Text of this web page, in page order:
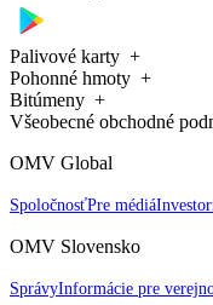
Palivové karty
Pohonné hmoty
Bitúmeny
Všeobecné obchodné
OMV Global
SpoločnosťPre médiá
OMV Slovensko
SprávyInformácie pre